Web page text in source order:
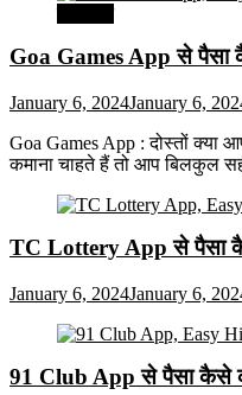
Goa Games App से पैसा
January 6, 2024January 6,
Goa Games App : दोस्तों क्या
कमाना चाहते हैं तो आप बिलकुल
TC Lottery App से पैसा
January 6, 2024January 6,
91 Club App से पैसा कैसे